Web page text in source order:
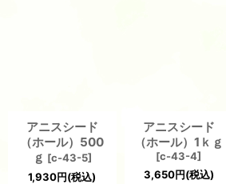
アニスシード
（ホール）500
ｇ [c-43-5]
1,930円(税込)
アニスシード
（ホール）1ｋｇ
[c-43-4]
3,650円(税込)